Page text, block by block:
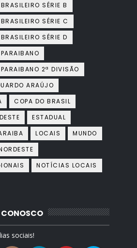
SÉRIE B
SÉRIE C
SÉRIE D
2ª DIVISÃO
ARAÚJO
COPA DO BRASIL
ESTADUAL
LOCAIS
MUNDO
NOTÍCIAS LOCAIS
sociais!